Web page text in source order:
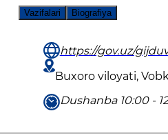
Vazifalari Biografiya
https://gov.uz/
Buxoro viloyati,
Dushanba 10:00 -